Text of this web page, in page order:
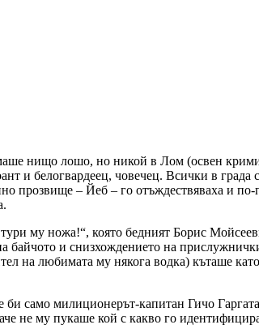
нищо лошо, но никой в Лом (освен
и белогвардеец, човечец. Всички в града
прозвище – Йеб – го отъждествяваха и
му ножа!“, която бедният Борис
и снизхождението на
на любимата му някога водка) къташе
само милиционерът-капитан Гичо
не му пукаше кой с какво го